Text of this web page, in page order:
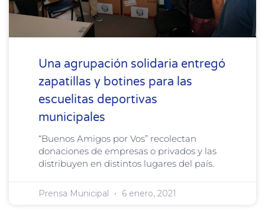
Una agrupación solidaria entregó
zapatillas y botines para las
escuelitas deportivas
municipales
“Buenos Amigos por Vos” recolectan
donaciones de empresas o privados y las
distribuyen en distintos lugares del país.
Prensa Municipal 6 enero, 2021